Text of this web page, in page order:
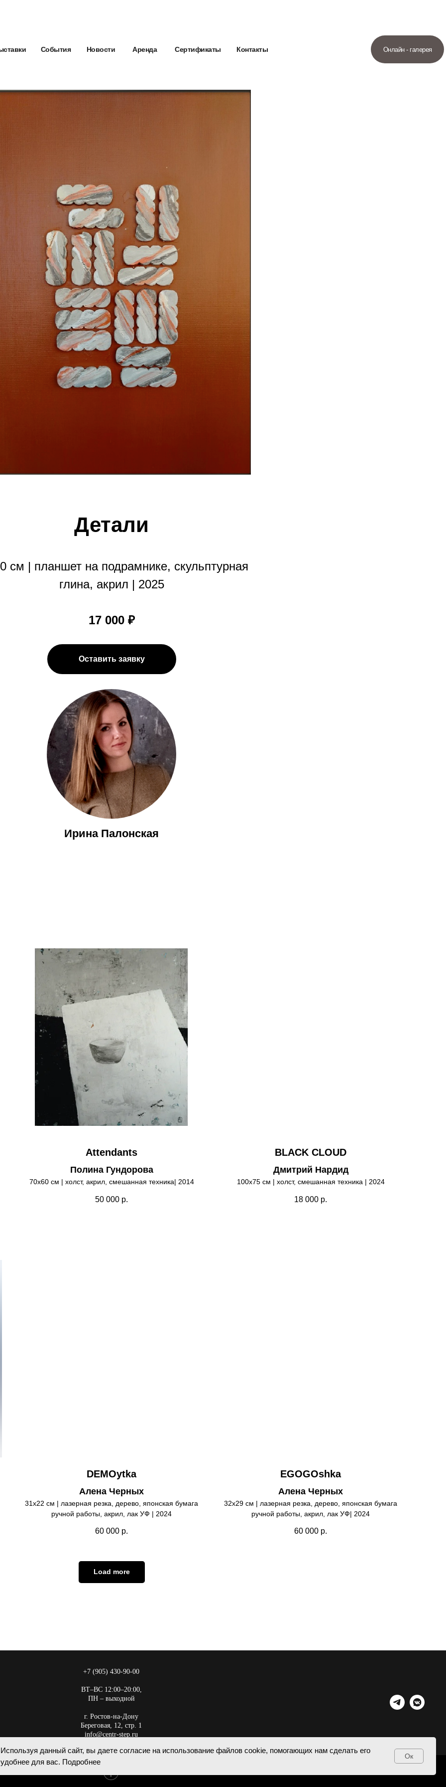
Контакты
Сертификаты
Аренда
Новости
События Онлайн - галерея
Детали
см | планшет на подрамнике, скульптурная
глина, акрил | 2025
17 000 ₽
Оставить заявку
Ирина Палонская
Attendants
Полина Гундорова
70х60 см | холст, акрил, смешанная техника| 2014
50 000 р.
BLACK CLOUD
Дмитрий Нардид
100х75 см | холст, смешанная техника | 2024
18 000 р.
DEMOytka
Алена Черных
31х22 см | лазерная резка, дерево, японская бумага
ручной работы, акрил, лак УФ | 2024
60 000 р.
EGOGOshka
Алена Черных
32х29 см | лазерная резка, дерево, японская бумага
ручной работы, акрил, лак УФ| 2024
60 000 р.
Load more
+7 (905) 430-90-00
ВТ–ВС 12:00–20:00,
ПН – выходной
г. Ростов-на-Дону
Береговая, 12, стр. 1
info@centr-step.ru
Используя данный сайт, вы даете согласие на использование файлов cookie, помогающих нам сделать его
удобнее для вас. Подробнее
Ок